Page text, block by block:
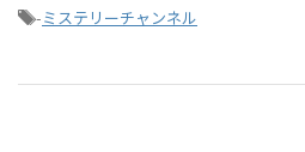
-ミステリーチャンネル